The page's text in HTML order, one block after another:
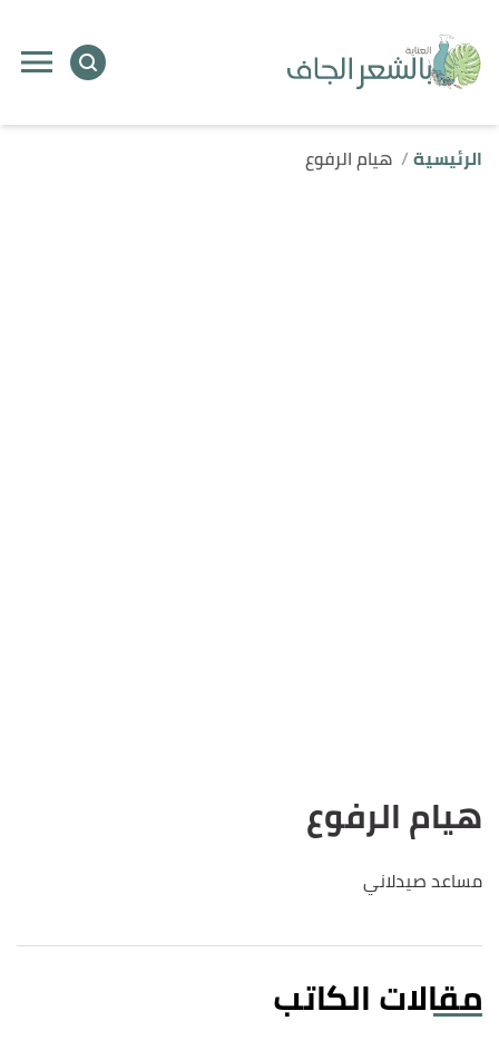
الرئيسية هيام الرفوع
هيام الرفوع
مساعد صيدلاني
مقالات الكاتب